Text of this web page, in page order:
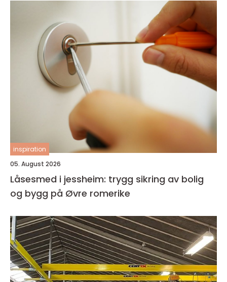
inspiration
05. August 2026
Låsesmed i jessheim: trygg sikring av bolig
og bygg på Øvre romerike